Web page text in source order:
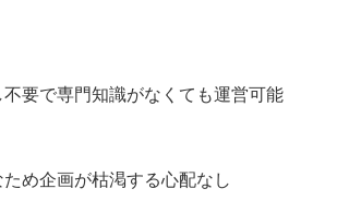
要で専門知識がなくても運営可能
め企画が枯渇する心配なし